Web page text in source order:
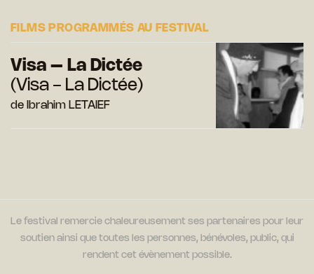
FILMS PROGRAMMÉS AU FESTIVAL
Visa – La Dictée
(Visa - La Dictée)
de Ibrahim LETAIEF
Le festival remercie chaleureusement ses partenaires pour leur
soutien ainsi que toutes les personnes, bénévoles, public, qui
rendent cet évènement possible.